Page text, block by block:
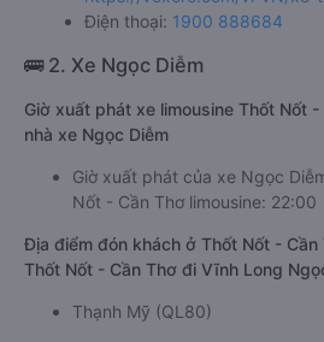
Điện thoại: 1900 888684
🚌 2. Xe Ngọc Diễm
Giờ xuất phát xe limousine Thốt Nốt
nhà xe Ngọc Diễm
Giờ xuất phát của xe Ngọc
Nốt - Cần Thơ limousine: 22:00
Địa điểm đón khách ở Thốt Nốt - Cần
Thốt Nốt - Cần Thơ đi Vĩnh Long
Thạnh Mỹ (QL80)